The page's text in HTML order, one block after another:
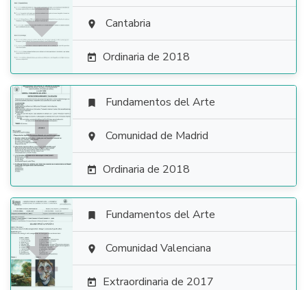
  Cantabria
 Ordinaria de 2018

 Fundamentos del Arte
 Comunidad de Madrid
 Ordinaria de 2018

 Fundamentos del Arte
 Comunidad Valenciana
 Extraordinaria de 2017